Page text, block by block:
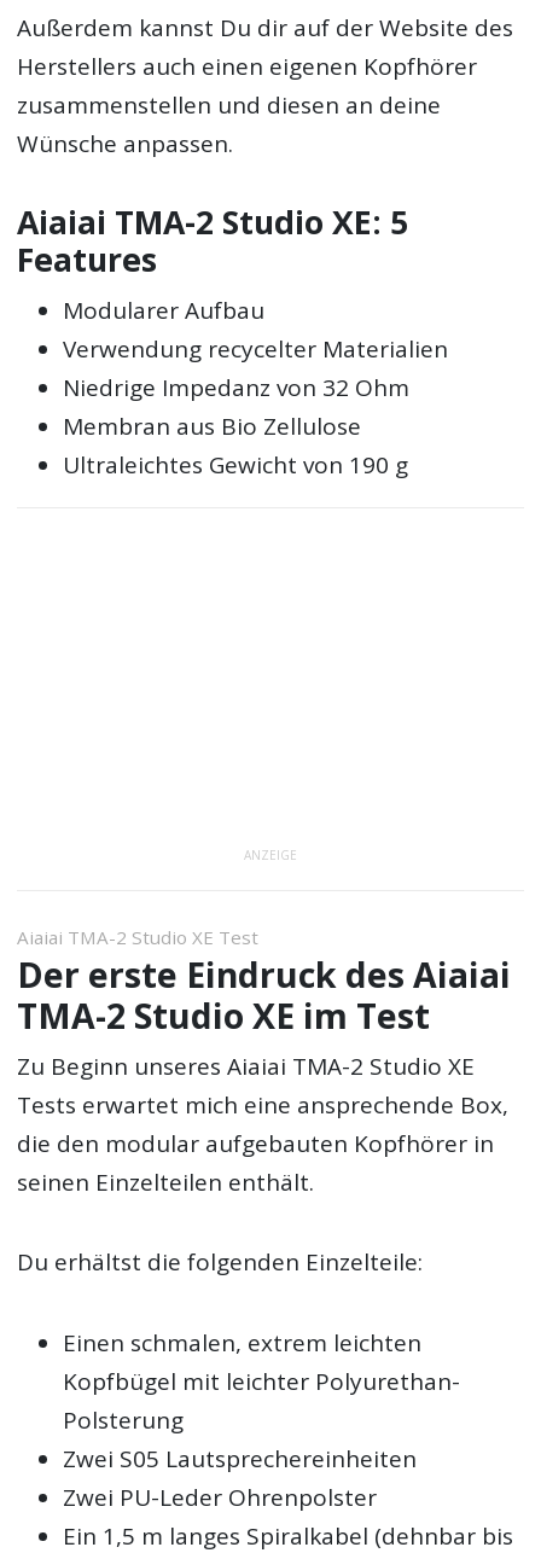
Außerdem kannst Du dir auf der Website des
Herstellers auch einen eigenen Kopfhörer
zusammenstellen und diesen an deine
Wünsche anpassen.
Aiaiai TMA-2 Studio XE: 5
Features
Modularer Aufbau
Verwendung recycelter Materialien
Niedrige Impedanz von 32 Ohm
Membran aus Bio Zellulose
Ultraleichtes Gewicht von 190 g
ANZEIGE
Aiaiai TMA-2 Studio XE Test
Der erste Eindruck des Aiaiai
TMA-2 Studio XE im Test
Zu Beginn unseres Aiaiai TMA-2 Studio XE
Tests erwartet mich eine ansprechende Box,
die den modular aufgebauten Kopfhörer in
seinen Einzelteilen enthält.
Du erhältst die folgenden Einzelteile:
Einen schmalen, extrem leichten
Kopfbügel mit leichter Polyurethan-
Polsterung
Zwei S05 Lautsprechereinheiten
Zwei PU-Leder Ohrenpolster
Ein 1,5 m langes Spiralkabel (dehnbar bis